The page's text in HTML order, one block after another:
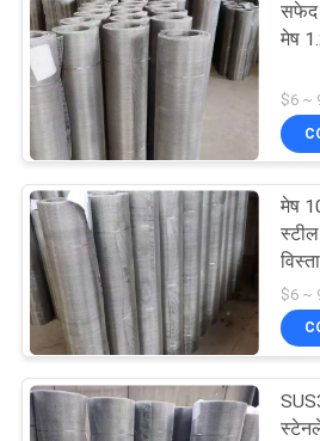
सफेद
मेष
$6 ~
मेष
$6 ~